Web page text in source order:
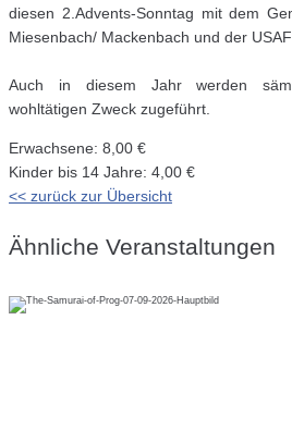
diesen 2.Advents-Sonntag mit dem
Miesenbach/ Mackenbach und der
Auch in diesem Jahr werden
wohltätigen Zweck zugeführt.
Erwachsene: 8,00 €
Kinder bis 14 Jahre: 4,00 €
<< zurück zur Übersicht
Ähnliche Veranstaltungen